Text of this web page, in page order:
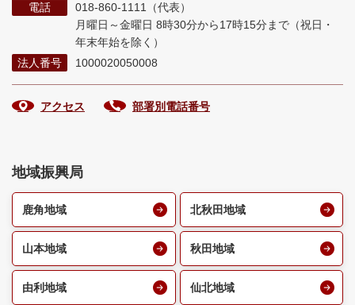
電話
018-860-1111（代表）
月曜日～金曜日 8時30分から17時15分まで （祝日・
年末年始を除く）
法人番号
1000020050008
アクセス 部署別電話番号
地域振興局
鹿角地域 北秋田地域
山本地域 秋田地域
由利地域 仙北地域